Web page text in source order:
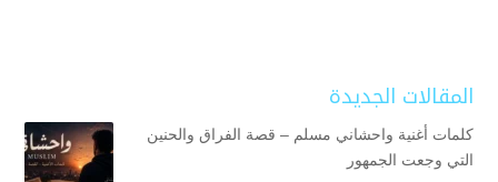
المقالات الجديدة
كلمات أغنية واحشاني مسلم – قصة الفراق والحنين
التي وجعت الجمهور